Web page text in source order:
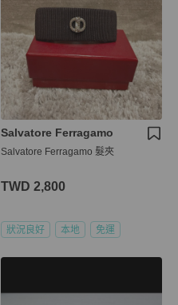
Salvatore Ferragamo
Salvatore Ferragamo 髮夾
TWD 2,800
狀況良好 本地 免運